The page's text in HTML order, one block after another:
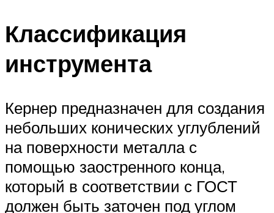
Классификация
инструмента
Кернер предназначен для создания
небольших конических углублений
на поверхности металла с
помощью заостренного конца,
который в соответствии с ГОСТ
должен быть заточен под углом